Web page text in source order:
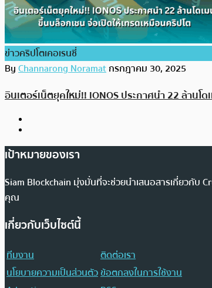
ข่าวคริปโตเคอเรนซี่
ByChannarong Noramatกรกฎาคม 30, 2025
อินเตอร์เน็ตยุคใหม่!! IONOS ประกาศนำ 22 ล้านโ
เป้าหมายของเรา
Siam Blockchain มุ่งมั่นที่จะช่วยนำเสนอสารเกี่ยวกับ
คุณ
เกี่ยวกับเว็บไซต์นี้
ทีมงาน
ติดต่อเรา
นโยบายความเป็นส่วนตัวข้อตกลงในการใช้งาน